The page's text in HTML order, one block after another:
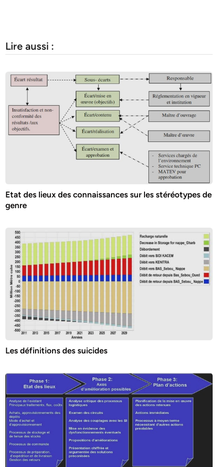
Lire aussi :
Etat des lieux des connaissances sur les stéréotypes de
genre
Les définitions des suicides